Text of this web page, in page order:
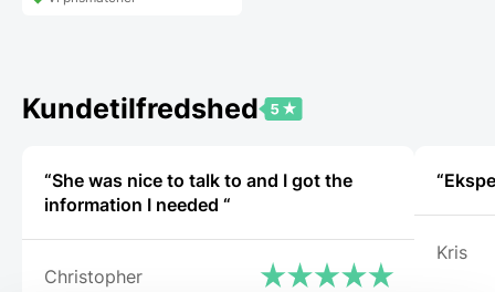
Kundetilfredshed
“She was nice to talk to and I got the
information I needed “
Christopher
Kris